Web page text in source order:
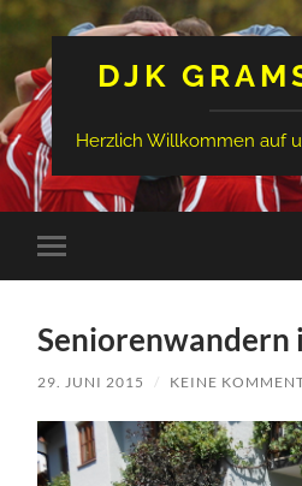
DJK
Herzlich Willkommen auf
Mobile-
Menü
29. JUNI 2015 / KEINE